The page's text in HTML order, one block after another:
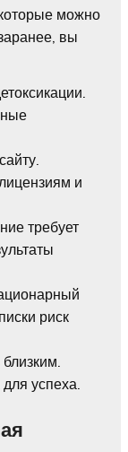
можно
вы
и
требует
риск
успеха.